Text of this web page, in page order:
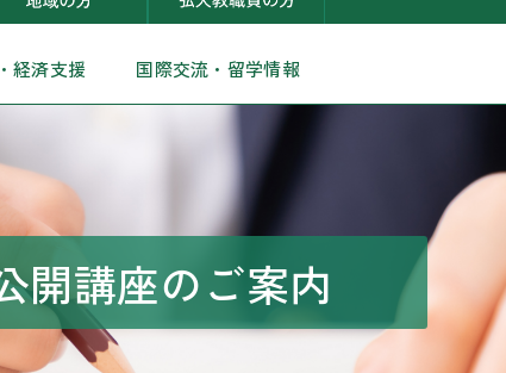
経済支援 国際交流・留学情報
開講座のご案内